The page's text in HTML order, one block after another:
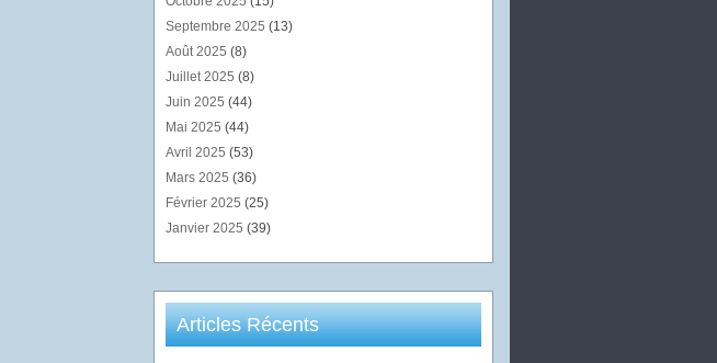
Septembre 2025 (13)
Août 2025 (8)
Juillet 2025 (8)
Juin 2025 (44)
Mai 2025 (44)
Avril 2025 (53)
Mars 2025 (36)
Février 2025 (25)
Janvier 2025 (39)
Articles Récents